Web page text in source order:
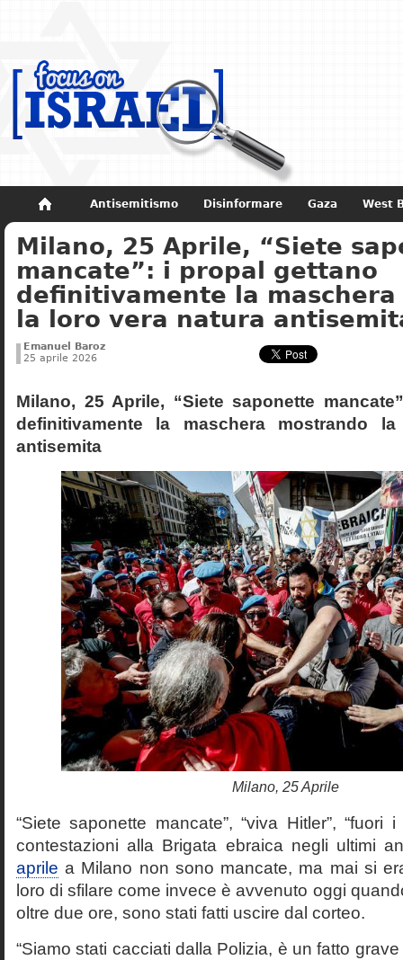
Antisemitismo Disinformare Gaza West
Non dimenticare Storia di Israele
Milano, 25 Aprile, “Siete
mancate”: i propal gettano
definitivamente la
la loro vera natura
Emanuel Baroz
25 aprile 2026
Milano, 25 Aprile, “Siete saponette
definitivamente la maschera mostrando
antisemita
Milano, 25 Aprile
“Siete saponette mancate”, “viva Hitler”, “fuori
contestazioni alla Brigata ebraica negli ultimi
aprile a Milano non sono mancate, ma mai si
loro di sfilare come invece è avvenuto oggi
oltre due ore, sono stati fatti uscire dal corteo.
“Siamo stati cacciati dalla Polizia, è un fatto